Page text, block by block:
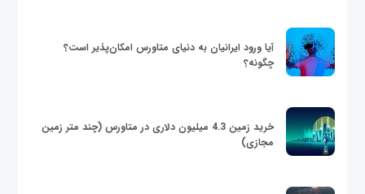
آیا ورود ایرانیان به دنیای متاورس امکان‌پذیر است؟
چگونه؟
خرید زمین 4.3 میلیون دلاری در متاورس (چند متر زمین
مجازی)